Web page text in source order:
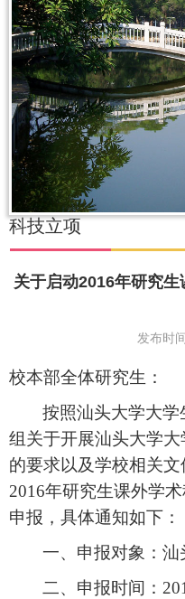
科技立项
关于启动2016年研究
发布时
校本部全体研究生：
按照汕头大学大
组关于开展汕头大学
的要求以及学校相关
2016年研究生课外学
申报，具体通知如下：
一、申报对象：
二、申报时间：